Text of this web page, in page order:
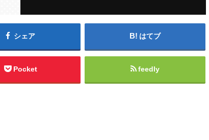
シェア はてブ
Pocket feedly